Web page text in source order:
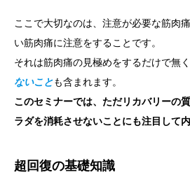
ここで大切なのは、注意が必要な筋肉
い筋肉痛に注意をすることです。
それは筋肉痛の見極めをするだけで無く
ないことも含まれます。
このセミナーでは、ただリカバリーの
ラダを消耗させないことにも注目して
超回復の基礎知識